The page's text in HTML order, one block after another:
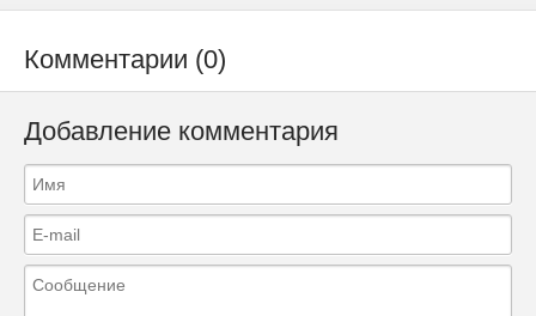
Комментарии (0)
Добавление комментария